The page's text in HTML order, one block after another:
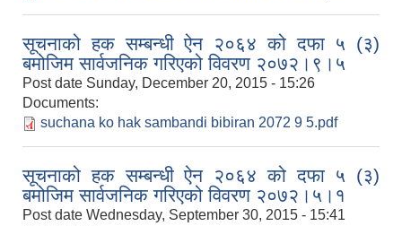
सूचनाको हक सम्बन्धी ऐन २०६४ को दफा ५ (३)
बमोजिम सार्वजनिक गरिएको विवरण २०७२।९।५
Post date Sunday, December 20, 2015 - 15:26
Documents:
suchana ko hak sambandi bibiran 2072 9 5.pdf
सूचनाको हक सम्बन्धी ऐन २०६४ को दफा ५ (३)
बमोजिम सार्वजनिक गरिएको विवरण २०७२।५।१
Post date Wednesday, September 30, 2015 - 15:41